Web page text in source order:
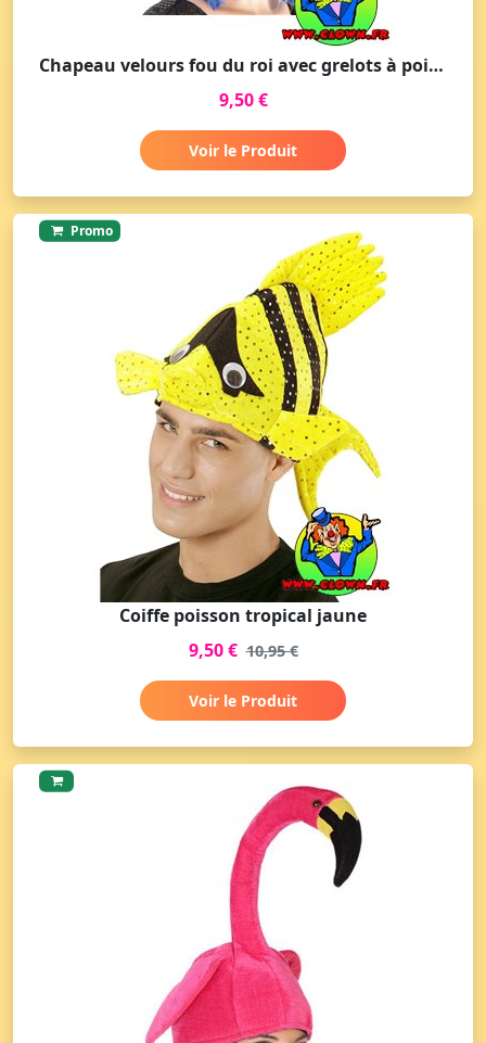
Chapeau velours fou du roi avec grelots à pointe
9,50 €
Voir le Produit
Promo
Coiffe poisson tropical jaune
9,50 € 10,95 €
Voir le Produit